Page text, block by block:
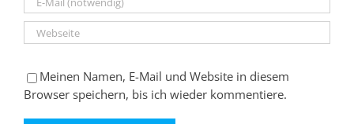
Meinen Namen, E-Mail und Website in diesem
Browser speichern, bis ich wieder kommentiere.